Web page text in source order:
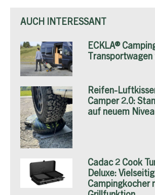
AUCH INTERESSANT
ECKLA®
Reifen-
Camper 2.0:
auf neuem
Cadac 2 Cook
Deluxe:
Campingkocher